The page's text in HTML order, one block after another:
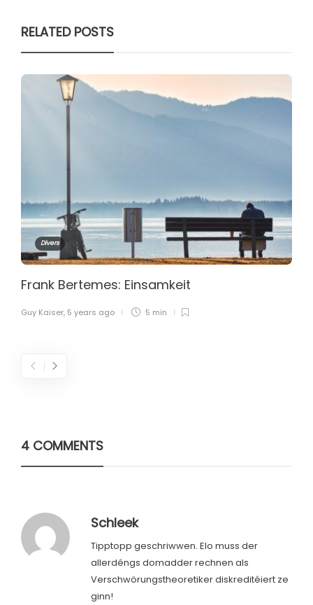
RELATED POSTS
Divers
Frank Bertemes: Einsamkeit
Guy Kaiser, 5 years ago 5 min
4 COMMENTS
Schleek
Tipptopp geschriwwen. Elo muss der
allerdéngs domadder rechnen als
Verschwörungstheoretiker diskreditéiert ze
ginn!